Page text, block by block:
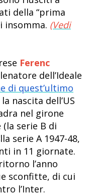
della “prima
insomma. (Vedi
Ferenc
dell’Ideale
di quest’ultimo
nascita dell’US
nel girone
serie B di
serie A 1947-48,
in 11 giornate.
l’anno
sconfitte, di cui
l’Inter.